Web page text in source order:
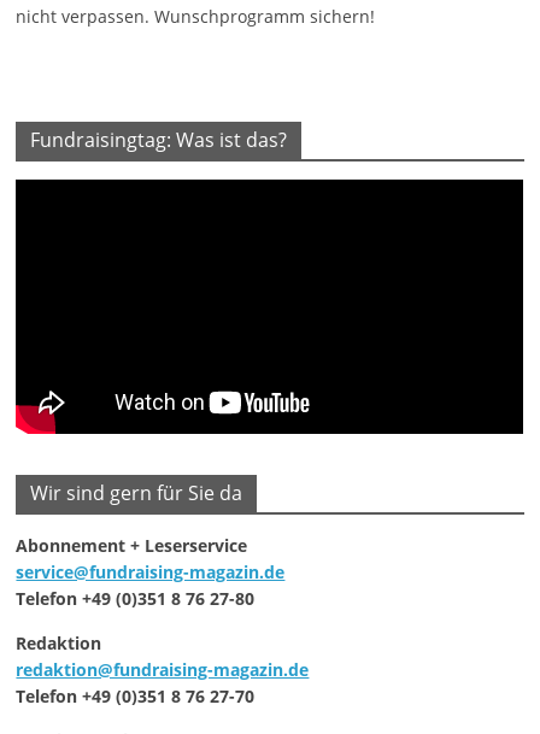
nicht verpassen. Wunschprogramm sichern!
Fundraisingtag: Was ist das?
Wir sind gern für Sie da
Abonnement + Leserservice
service@fundraising-magazin.de
Telefon +49 (0)351 8 76 27-80
Redaktion
redaktion@fundraising-magazin.de
Telefon +49 (0)351 8 76 27-70